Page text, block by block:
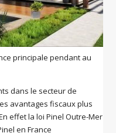
principale pendant au
dans le secteur de
avantages fiscaux plus
effet la loi Pinel Outre-Mer
en France